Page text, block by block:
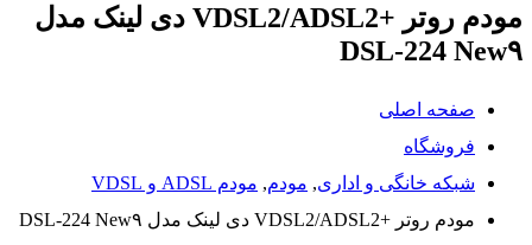
مودم روتر +VDSL2/ADSL2 دی لینک مدل
DSL-224 New۹
صفحه اصلی
فروشگاه
شبکه خانگی و اداری, مودم, مودم ADSL و VDSL
مودم روتر +VDSL2/ADSL2 دی لینک مدل DSL-224 New۹